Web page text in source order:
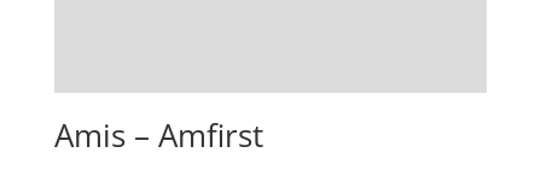
Amis – Amfirst